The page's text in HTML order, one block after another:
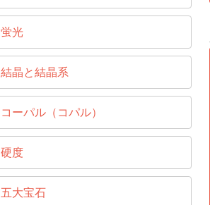
蛍光
結晶と結晶系
コーパル（コパル）
硬度
五大宝石